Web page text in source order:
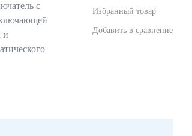
с
и
Избранный товар
Добавить в сравнение